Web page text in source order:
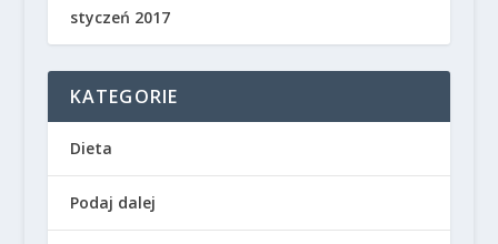
styczeń 2017
KATEGORIE
Dieta
Podaj dalej